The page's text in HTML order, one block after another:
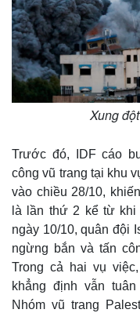
Xung
Trước đó, IDF cáo
công vũ trang tại khu
vào chiều 28/10,
là lần thứ 2 kể từ
ngày 10/10, quân đội
ngừng bắn và tấn
Trong cả hai vụ
khẳng định vẫn
Nhóm vũ trang